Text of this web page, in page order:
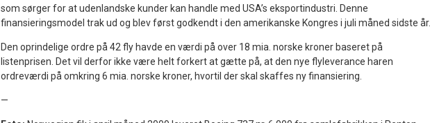
som sørger for at udenlandske kunder kan handle med USA’s eksportindustri. Denne
finansieringsmodel trak ud og blev først godkendt i den amerikanske Kongres i juli måned sidste år.
Den oprindelige ordre på 42 fly havde en værdi på over 18 mia. norske kroner baseret på
listenprisen. Det vil derfor ikke være helt forkert at gætte på, at den nye flyleverance haren
ordreværdi på omkring 6 mia. norske kroner, hvortil der skal skaffes ny finansiering.
—